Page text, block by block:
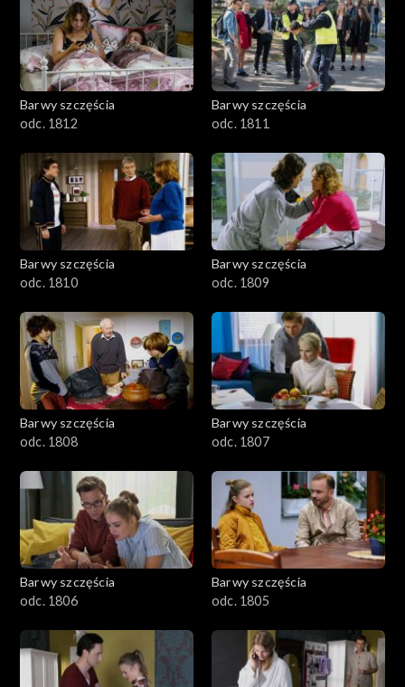
Barwy szczęścia
odc. 1812
Barwy szczęścia
odc. 1811
Barwy szczęścia
odc. 1810
Barwy szczęścia
odc. 1809
Barwy szczęścia
odc. 1808
Barwy szczęścia
odc. 1807
Barwy szczęścia
odc. 1806
Barwy szczęścia
odc. 1805